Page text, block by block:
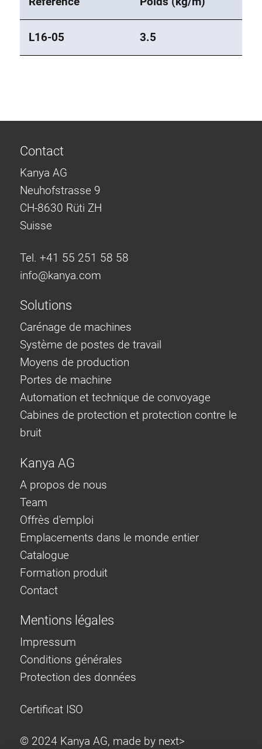
L16-05 3.5
Contact
Kanya AG
Neuhofstrasse 9
CH-8630 Rüti ZH
Suisse
Tel. +41 55 251 58 58
info@kanya.com
Solutions
Carénage de machines
Système de postes de travail
Moyens de production
Portes de machine
Automation et technique de convoyage
Cabines de protection et protection contre le
bruit
Kanya AG
A propos de nous
Team
Offrès d'emploi
Emplacements dans le monde entier
Catalogue
Formation produit
Contact
Mentions légales
Impressum
Conditions générales
Protection des données
Certificat ISO
© 2024 Kanya AG, made by next>